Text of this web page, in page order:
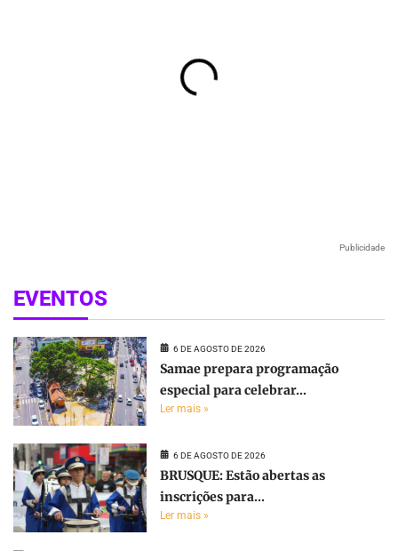
Publicidade
EVENTOS
6 DE AGOSTO DE 2026
Samae prepara programação
especial para celebrar...
Ler mais »
6 DE AGOSTO DE 2026
BRUSQUE: Estão abertas as
inscrições para...
Ler mais »